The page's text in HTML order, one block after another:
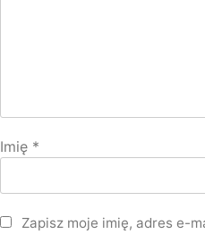
Imię *
Zapisz moje imię, adres e-